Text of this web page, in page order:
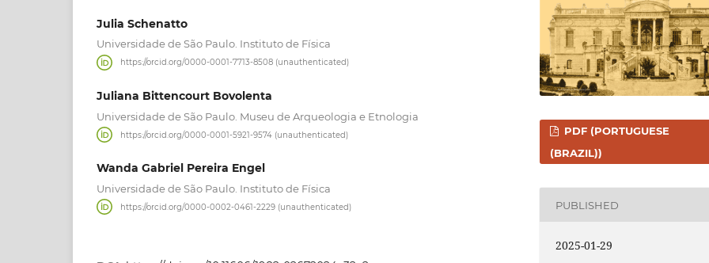
Julia Schenatto
Universidade de São Paulo. Instituto de Física
https://orcid.org/0000-0001-7713-8508 (unauthenticated)
Juliana Bittencourt Bovolenta
Universidade de São Paulo. Museu de Arqueologia e Etnologia
https://orcid.org/0000-0001-5921-9574 (unauthenticated)
Wanda Gabriel Pereira Engel
Universidade de São Paulo. Instituto de Física
https://orcid.org/0000-0002-0461-2229 (unauthenticated)
PDF (PORTUGUESE
(BRAZIL))
PUBLISHED
2025-01-29